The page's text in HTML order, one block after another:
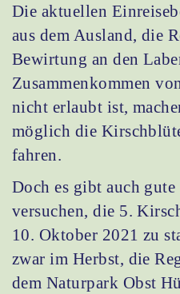
Die aktuellen
aus dem Ausland, die
Bewirtung an den
Zusammenkommen
nicht erlaubt ist,
möglich die
fahren.
Doch es gibt auch
versuchen, die 5.
10. Oktober 2021 zu
zwar im Herbst, die
dem Naturpark Obst